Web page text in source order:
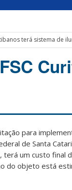
terá sistema de
para
de Santa
um custo final
do objeto está